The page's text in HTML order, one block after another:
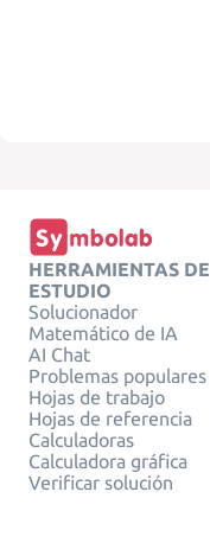
HERRAMIENTAS DE
ESTUDIO
Solucionador
Matemático de IA
AI Chat
Problemas populares
Hojas de trabajo
Hojas de referencia
Calculadoras
Calculadora gráfica
Verificar solución